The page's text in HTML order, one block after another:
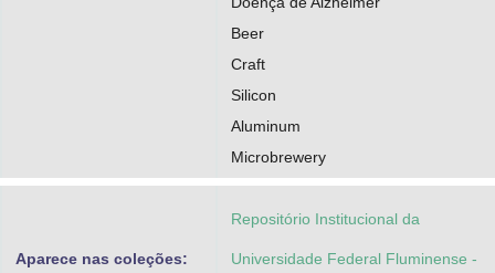
Beer
Craft
Silicon
Aluminum
Microbrewery
Aparece nas coleções:
Repositório Institucional da
Universidade Federal Fluminense -